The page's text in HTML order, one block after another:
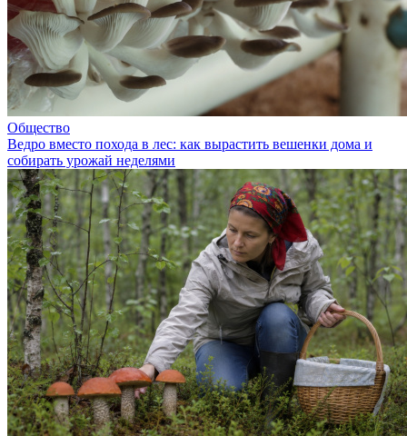
Общество
Ведро вместо похода в лес: как вырастить вешенки дома и
собирать урожай неделями